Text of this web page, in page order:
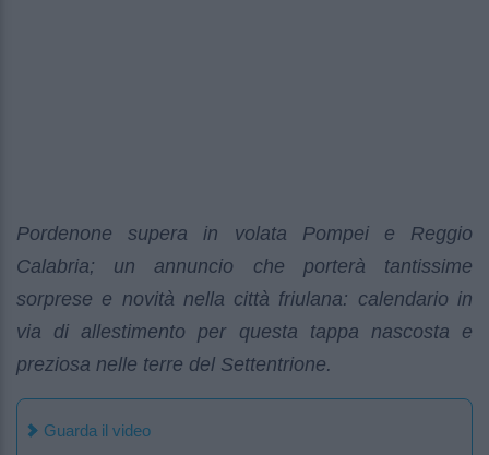
Pordenone supera in volata Pompei e Reggio
Calabria; un annuncio che porterà tantissime
sorprese e novità nella città friulana: calendario in
via di allestimento per questa tappa nascosta e
preziosa nelle terre del Settentrione.
Guarda il video